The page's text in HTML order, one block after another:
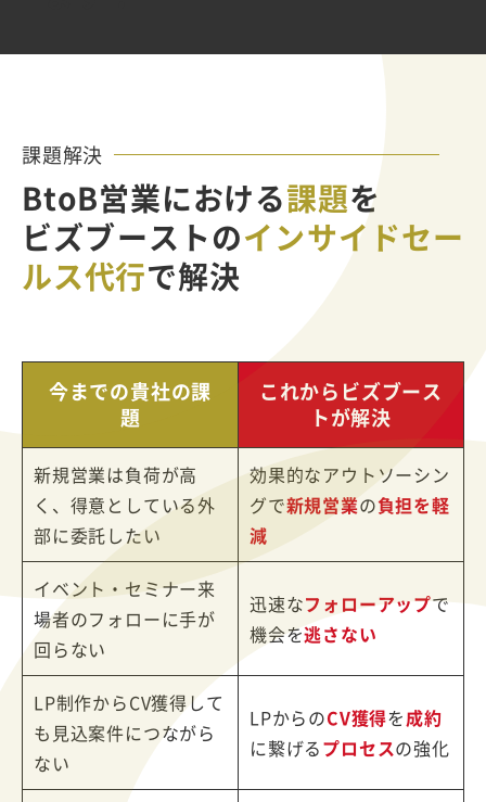
課題解決
BtoB営業における課題を
ビズブーストのインサイドセー
ルス代行で解決
今までの貴社の課
題
これからビズブース
トが解決
新規営業は負荷が高
く、得意としている外
部に委託したい
効果的なアウトソーシン
グで新規営業の負担を軽
減
イベント・セミナー来
場者のフォローに手が
回らない
迅速なフォローアップで
機会を逃さない
LP制作からCV獲得して
も見込案件につながら
ない
LPからのCV獲得を成約
に繋げるプロセスの強化